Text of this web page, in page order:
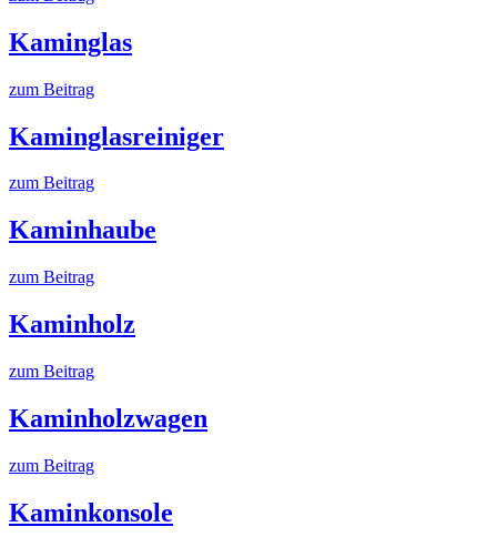
Kaminglas
zum Beitrag
Kaminglasreiniger
zum Beitrag
Kaminhaube
zum Beitrag
Kaminholz
zum Beitrag
Kaminholzwagen
zum Beitrag
Kaminkonsole